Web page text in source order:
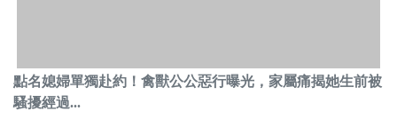
點名媳婦單獨赴約！禽獸公公惡行曝光，家屬痛揭她生前被
騷擾經過...